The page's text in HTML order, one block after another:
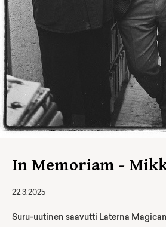
In Memoriam -
22.3.2025
Suru-uutinen saavutti Laterna